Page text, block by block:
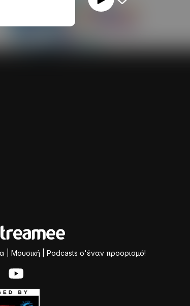
| Μουσική | Podcasts σ'έναν προορισμό!